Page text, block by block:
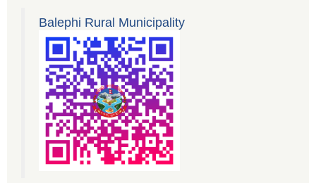
Balephi Rural Municipality